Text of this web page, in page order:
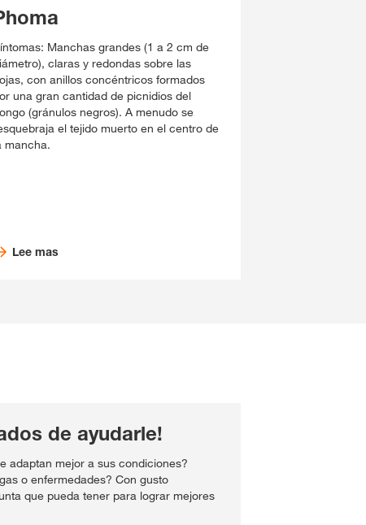
Manchas grandes (1 a 2 cm de
claras y redondas sobre las
con anillos concéntricos formados
una gran cantidad de picnidios del
(gránulos negros). A menudo se
el tejido muerto en el centro de
mancha.
Lee mas
de ayudarle!
adaptan mejor a sus condiciones?
o enfermedades? Con gusto
que pueda tener para lograr mejores